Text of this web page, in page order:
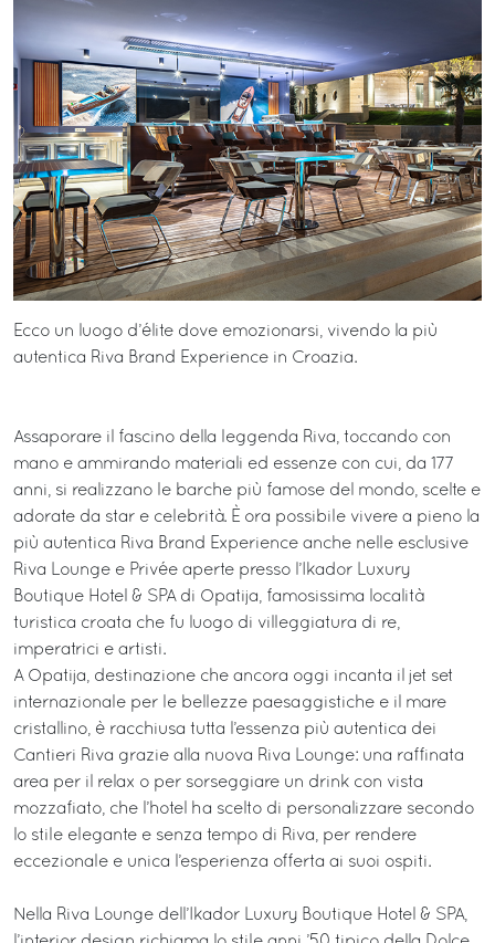
Ecco un luogo d’élite dove emozionarsi, vivendo la più
autentica Riva Brand Experience in Croazia.
Assaporare il fascino della leggenda Riva, toccando con
mano e ammirando materiali ed essenze con cui, da 177
anni, si realizzano le barche più famose del mondo, scelte e
adorate da star e celebrità. È ora possibile vivere a pieno la
più autentica Riva Brand Experience anche nelle esclusive
Riva Lounge e Privée aperte presso l’Ikador Luxury
Boutique Hotel & SPA di Opatija, famosissima località
turistica croata che fu luogo di villeggiatura di re,
imperatrici e artisti.
A Opatija, destinazione che ancora oggi incanta il jet set
internazionale per le bellezze paesaggistiche e il mare
cristallino, è racchiusa tutta l’essenza più autentica dei
Cantieri Riva grazie alla nuova Riva Lounge: una raffinata
area per il relax o per sorseggiare un drink con vista
mozzafiato, che l’hotel ha scelto di personalizzare secondo
lo stile elegante e senza tempo di Riva, per rendere
eccezionale e unica l’esperienza offerta ai suoi ospiti.
Nella Riva Lounge dell’Ikador Luxury Boutique Hotel & SPA,